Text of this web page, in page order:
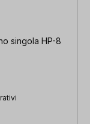
singola HP-8